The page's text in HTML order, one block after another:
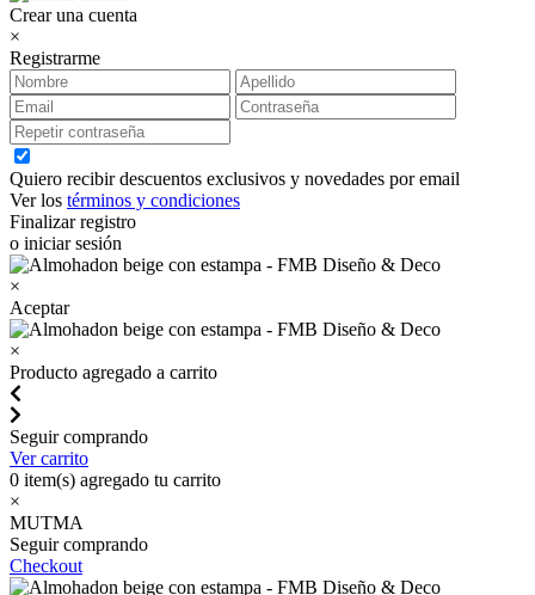
Crear una cuenta
×
Registrarme
Quiero recibir descuentos exclusivos y novedades por email
Ver los términos y condiciones
Finalizar registro
o iniciar sesión
×
Aceptar
×
Producto agregado a carrito
Seguir comprando
Ver carrito
0 item(s) agregado tu carrito
×
MUTMA
Seguir comprando
Checkout